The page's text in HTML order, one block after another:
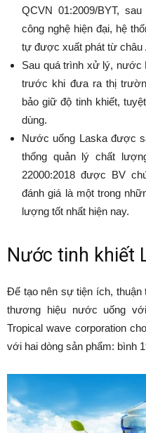
QCVN 01:2009/BYT,
công nghệ hiện đại, hệ
tự được xuất phát từ châu
Sau quá trình xử lý, nước
trước khi đưa ra thị
bảo giữ độ tinh khiết,
dùng.
Nước uống Laska được
thống quản lý chất
22000:2018 được BV
đánh giá là một trong
lượng tốt nhất hiện nay.
Nước tinh khiết
Để tạo nên sự tiện ích, thuận
thương hiệu nước uống
Tropical wave corporation
với hai dòng sản phẩm: bình